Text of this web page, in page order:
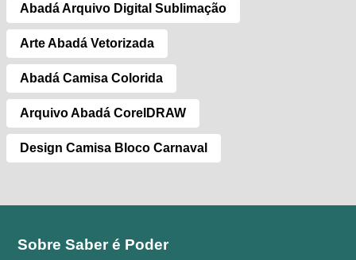
Abadá Arquivo Digital Sublimação
Arte Abadá Vetorizada
Abadá Camisa Colorida
Arquivo Abadá CorelDRAW
Design Camisa Bloco Carnaval
Sobre Saber é Poder